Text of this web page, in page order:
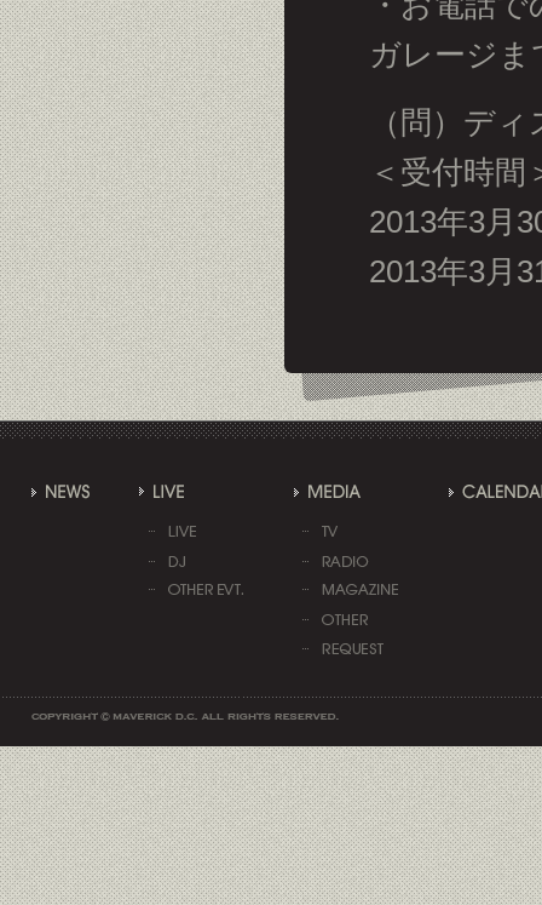
ガレージ
（問）デ
＜受付時間
2013年3月
2013年3月